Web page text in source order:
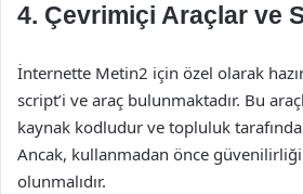
4. Çevrimiçi Araçlar ve
İnternette Metin2 için özel olarak
script’i ve araç bulunmaktadır. Bu
kaynak kodludur ve topluluk
Ancak, kullanmadan önce
olunmalıdır.